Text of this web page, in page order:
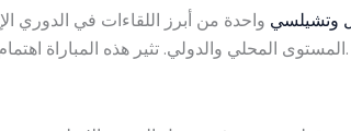
وتشيلسي واحدة من أبرز اللقاءات في الدوري
المستوى المحلي والدولي. تثير هذه المباراة اهتمام الجماهير والمحللين الرياضيين بسبب القوة الهجومية والدفاعية لكلا الفريقين.